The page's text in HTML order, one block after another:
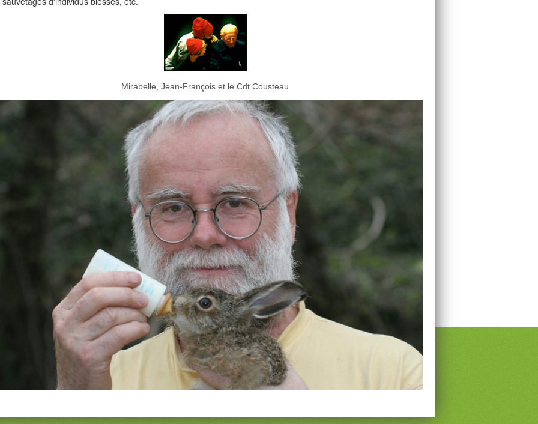
Mirabelle, Jean-François et le Cdt Cousteau